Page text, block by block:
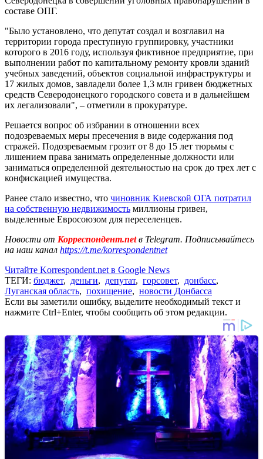
составе ОПГ.
"Было установлено, что депутат создал и возглавил на
территории города преступную группировку, участники
которого в 2016 году, используя фиктивное предприятие, при
выполнении работ по капитальному ремонту кровли зданий
учебных заведений, объектов социальной инфраструктуры и
17 жилых домов, завладели более 1,3 млн гривен бюджетных
средств Северодонецкого городского совета и в дальнейшем
их легализовали", – отметили в прокуратуре.
Решается вопрос об избрании в отношении всех
подозреваемых меры пресечения в виде содержания под
стражей. Подозреваемым грозит от 8 до 15 лет тюрьмы с
лишением права занимать определенные должности или
заниматься определенной деятельностью на срок до трех лет с
конфискацией имущества.
Ранее стало известно, что чиновник Киевской ОГА потратил
на собственную недвижимость миллионы гривен,
выделенные Евросоюзом для переселенцев.
Новости от Корреспондент.netв Telegram. Подписывайтесь
на наш канал https://t.me/korrespondentnet
Читайте Korrespondent.net в Google News
ТЕГИ: бюджет, деньги, депутат, горсовет, донбасс,
Луганская область, похищение, новости Донбасса
Если вы заметили ошибку, выделите необходимый текст и
нажмите Ctrl+Enter, чтобы сообщить об этом редакции.